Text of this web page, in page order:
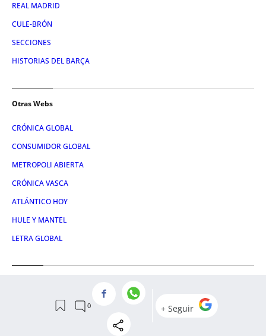
REAL MADRID
CULE-BRÓN
SECCIONES
HISTORIAS DEL BARÇA
Otras Webs
CRÓNICA GLOBAL
CONSUMIDOR GLOBAL
METROPOLI ABIERTA
CRÓNICA VASCA
ATLÁNTICO HOY
HULE Y MANTEL
LETRA GLOBAL